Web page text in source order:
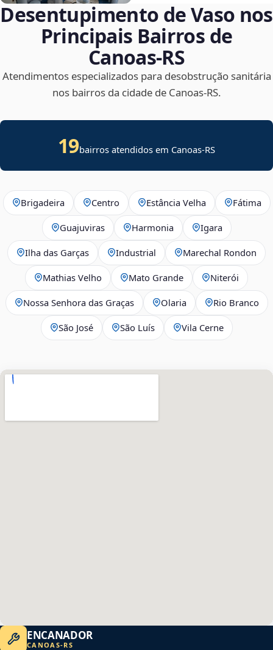
Desentupimento de Vaso nos
Principais Bairros de
Canoas‑RS
Atendimentos especializados para desobstrução sanitária
nos bairros da cidade de Canoas‑RS.
19bairros atendidos em Canoas-RS
Brigadeira Centro Estância Velha Fátima
Guajuviras Harmonia Igara
Ilha das Garças Industrial Marechal Rondon
Mathias Velho Mato Grande Niterói
Nossa Senhora das Graças Olaria Rio Branco
São José São Luís Vila Cerne
ENCANADOR
CANOAS-RS